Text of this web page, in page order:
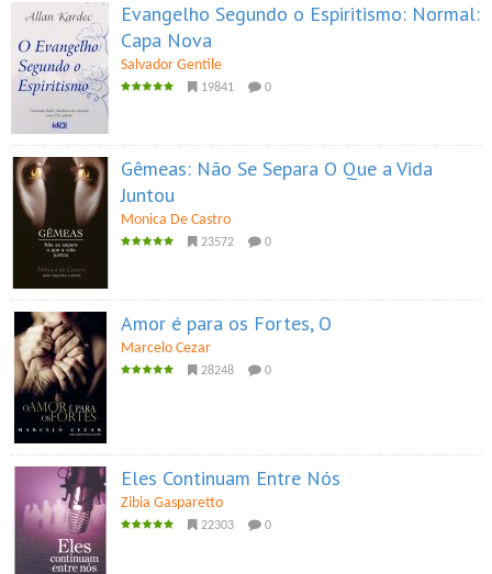
Evangelho Segundo o Espiritismo: Normal:
Capa Nova
Salvador Gentile
19841 0
Gêmeas: Não Se Separa O Que a Vida
Juntou
Monica De Castro
23572 0
Amor é para os Fortes, O
Marcelo Cezar
28248 0
Eles Continuam Entre Nós
Zibia Gasparetto
22303 0